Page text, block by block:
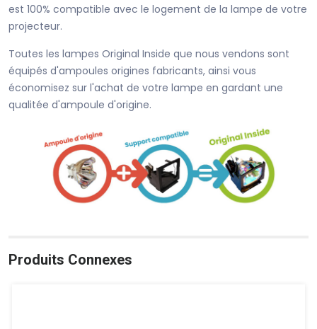
est 100% compatible avec le logement de la lampe de votre
projecteur.
Toutes les lampes Original Inside que nous vendons sont
équipés d'ampoules origines fabricants, ainsi vous
économisez sur l'achat de votre lampe en gardant une
qualitée d'ampoule d'origine.
Produits Connexes